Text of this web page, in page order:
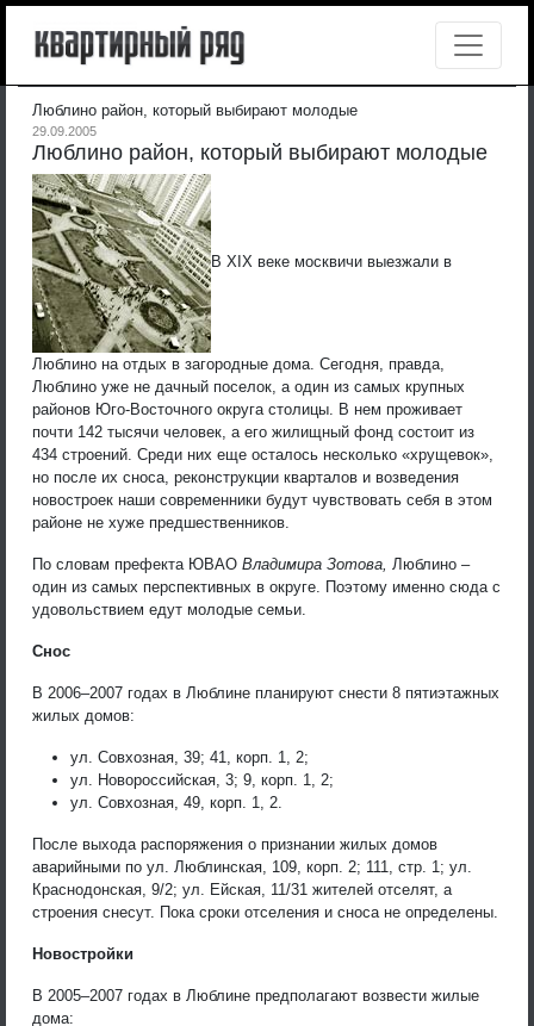
Люблино район, который выбирают молодые
29.09.2005
Люблино район, который выбирают молодые
В XIX веке москвичи выезжали в
Люблино на отдых в загородные дома. Сегодня, правда,
Люблино уже не дачный поселок, а один из самых крупных
районов Юго-Восточного округа столицы. В нем проживает
почти 142 тысячи человек, а его жилищный фонд состоит из
434 строений. Среди них еще осталось несколько «хрущевок»,
но после их сноса, реконструкции кварталов и возведения
новостроек наши современники будут чувствовать себя в этом
районе не хуже предшественников.
По словам префекта ЮВАО Владимира Зотова, Люблино –
один из самых перспективных в округе. Поэтому именно сюда с
удовольствием едут молодые семьи.
Снос
В 2006–2007 годах в Люблине планируют снести 8 пятиэтажных
жилых домов:
ул. Совхозная, 39; 41, корп. 1, 2;
ул. Новороссийская, 3; 9, корп. 1, 2;
ул. Совхозная, 49, корп. 1, 2.
После выхода распоряжения о признании жилых домов
аварийными по ул. Люблинская, 109, корп. 2; 111, стр. 1; ул.
Краснодонская, 9/2; ул. Ейская, 11/31 жителей отселят, а
строения снесут. Пока сроки отселения и сноса не определены.
Новостройки
В 2005–2007 годах в Люблине предполагают возвести жилые
дома: